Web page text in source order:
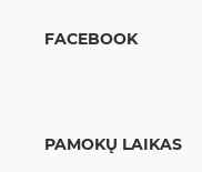
FACEBOOK
PAMOKŲ LAIKAS